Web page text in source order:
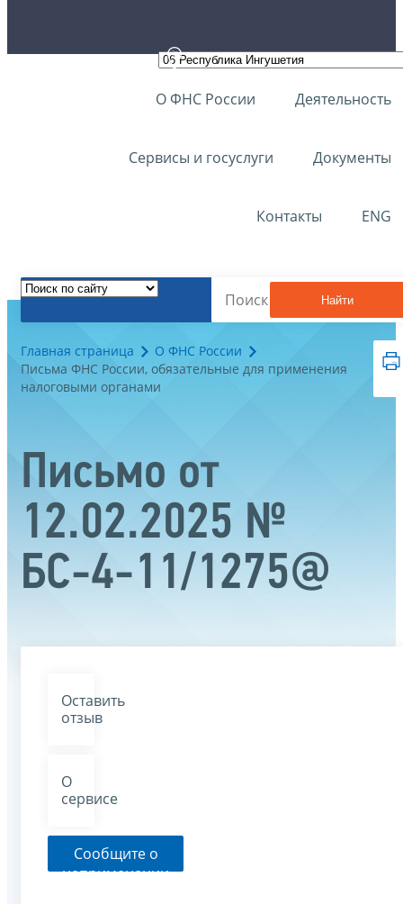
О ФНС России Деятельность
Сервисы и госуслуги Документы
Контакты ENG
Найти
Главная страница
О ФНС России
Письма ФНС России, обязательные для применения
налоговыми органами
Письмо от
12.02.2025 №
БС-4-11/1275@
Оставить
отзыв
О
сервисе
Сообщите о
неприменении